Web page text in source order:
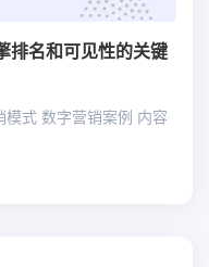
排名和可见性的关键
模式数字营销案例 内容